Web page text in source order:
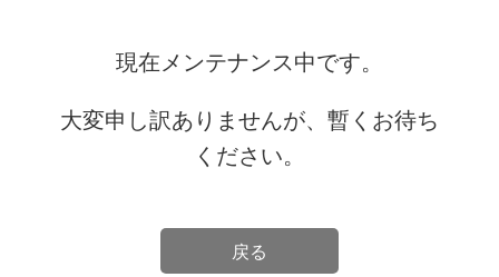
現在メンテナンス中です。
大変申し訳ありませんが、暫くお待ち
ください。
戻る